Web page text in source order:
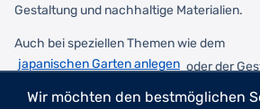
Gestaltung und nachhaltige Materialien.
Auch bei speziellen Themen wie dem
japanischen Garten anlegen oder der
Gartensteinen findest Du über
Wir möchten den bestmöglichen